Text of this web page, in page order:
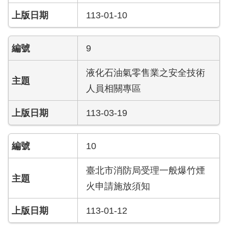
光
法
案
專
區
揭
者
保
護
專
個
料
113-01-10
9
液化石油氣零售業之安全技術
人員相關專區
113-03-19
10
臺北市消防局受理一般爆竹煙
火申請施放須知
113-01-12